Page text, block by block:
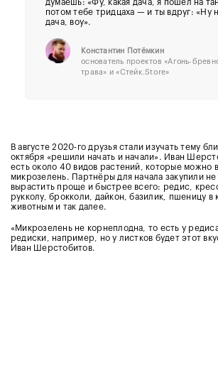
думаешь: «Фу, какая дача, я пошёл на
потом тебе тридцаха — и ты вдруг: «Ну
дача, воу».
Константин Потёмкин
основатель проектов «Агонь-
трава» и «Стейк.Store»
В августе 2020-го друзья стали изучать тему
октября «решили начать и начали». Иван
есть около 40 видов растений, которые можно
микрозелень. Партнёры для начала закупили
вырастить проще и быстрее всего: редис,
рукколу, брокколи, дайкон, базилик, пшеницу в
животным и так далее.
«Микрозелень не корнеплодна, то есть у
редиски, например, но у листков будет этот
Иван Шерстобитов.